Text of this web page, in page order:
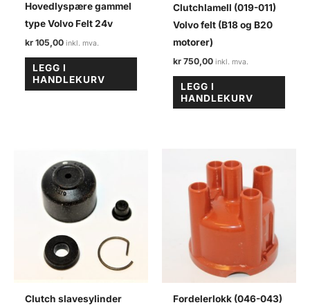
Hovedlyspære gammel
type Volvo Felt 24v
kr 105,00
LEGG I
HANDLEKURV
Clutchlamell (019-011)
Volvo felt (B18 og B20
motorer)
kr 750,00
LEGG I
HANDLEKURV
Clutch slavesylinder
Fordelerlokk (046-043)